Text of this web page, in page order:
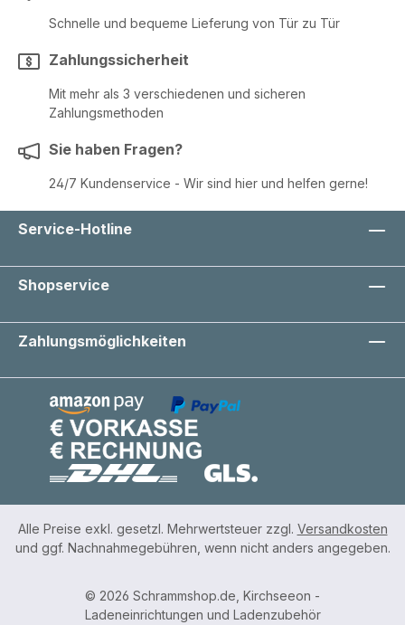
Schnelle und bequeme Lieferung von Tür zu Tür
Zahlungssicherheit
Mit mehr als 3 verschiedenen und sicheren
Zahlungsmethoden
Sie haben Fragen?
24/7 Kundenservice - Wir sind hier und helfen gerne!
Service-Hotline
Shopservice
Zahlungsmöglichkeiten
Alle Preise exkl. gesetzl. Mehrwertsteuer zzgl. Versandkosten
und ggf. Nachnahmegebühren, wenn nicht anders angegeben.
© 2026 Schrammshop.de, Kirchseeon -
Ladeneinrichtungen und Ladenzubehör